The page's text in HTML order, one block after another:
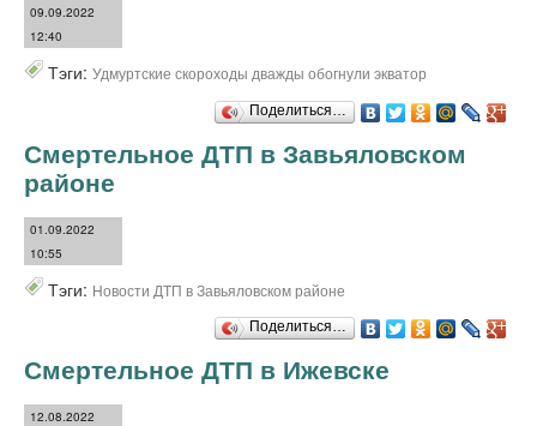
09.09.2022
12:40
Тэги: Удмуртские скороходы дважды обогнули экватор
Поделиться…
Смертельное ДТП в Завьяловском
районе
01.09.2022
10:55
Тэги: Новости ДТП в Завьяловском районе
Поделиться…
Смертельное ДТП в Ижевске
12.08.2022